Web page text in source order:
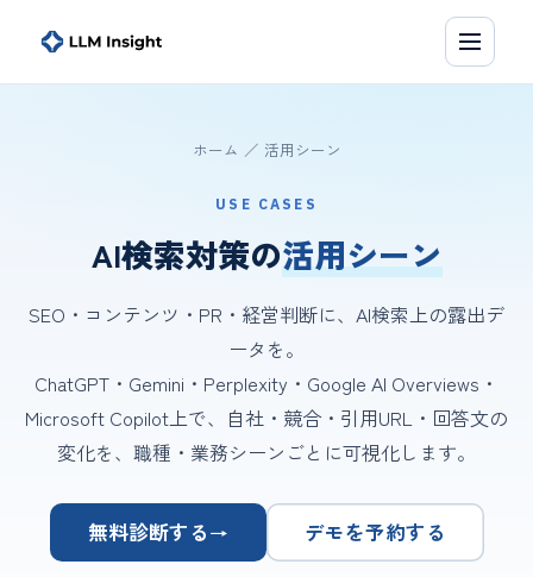
ホーム ／ 活用シーン
USE CASES
AI検索対策の活用シーン
SEO・コンテンツ・PR・経営判断に、AI検索上の露出デ
ータを。
ChatGPT・Gemini・Perplexity・Google AI Overviews・
Microsoft Copilot上で、自社・競合・引用URL・回答文の
変化を、職種・業務シーンごとに可視化します。
無料診断する→ デモを予約する